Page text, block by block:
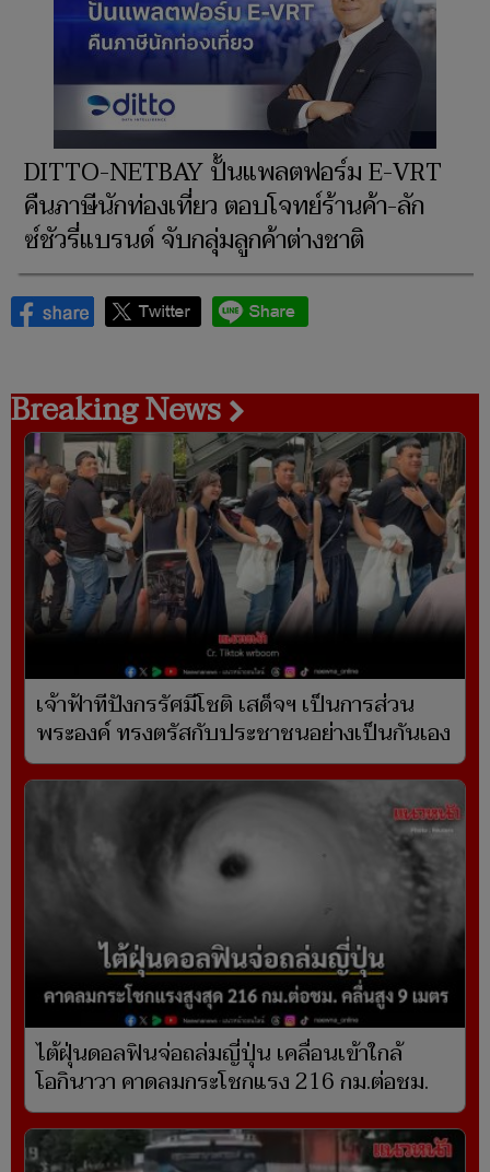
DITTO-NETBAY ปั้นแพลตฟอร์ม E-VRT
คืนภาษีนักท่องเที่ยว ตอบโจทย์ร้านค้า-ลัก
ซ์ชัวรี่แบรนด์ จับกลุ่มลูกค้าต่างชาติ
Breaking News
เจ้าฟ้าทีปังกรรัศมีโชติ เสด็จฯ เป็นการส่วน
พระองค์ ทรงตรัสกับประชาชนอย่างเป็นกันเอง
ไต้ฝุ่นดอลฟินจ่อถล่มญี่ปุ่น เคลื่อนเข้าใกล้
โอกินาวา คาดลมกระโชกแรง 216 กม.ต่อชม.